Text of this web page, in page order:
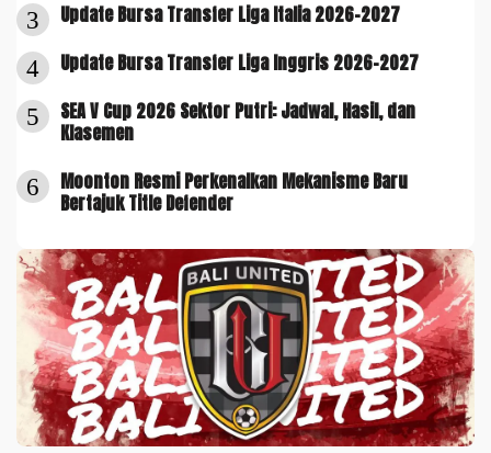
3 Update Bursa Transfer Liga Italia 2026-2027
4 Update Bursa Transfer Liga Inggris 2026-2027
5
SEA V Cup 2026 Sektor Putri: Jadwal, Hasil, dan
Klasemen
6
Moonton Resmi Perkenalkan Mekanisme Baru
Bertajuk Title Defender